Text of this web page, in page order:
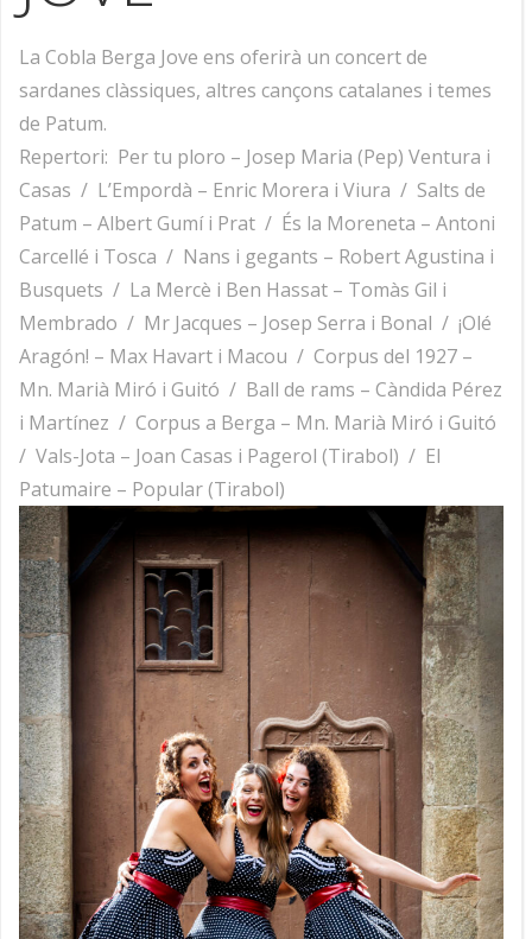
La Cobla Berga Jove ens oferirà un concert de
sardanes clàssiques, altres cançons catalanes i temes
de Patum.
Repertori: Per tu ploro – Josep Maria (Pep) Ventura i
Casas / L’Empordà – Enric Morera i Viura / Salts de
Patum – Albert Gumí i Prat / És la Moreneta – Antoni
Carcellé i Tosca / Nans i gegants – Robert Agustina i
Busquets / La Mercè i Ben Hassat – Tomàs Gil i
Membrado / Mr Jacques – Josep Serra i Bonal / ¡Olé
Aragón! – Max Havart i Macou / Corpus del 1927 –
Mn. Marià Miró i Guitó / Ball de rams – Càndida Pérez
i Martínez / Corpus a Berga – Mn. Marià Miró i Guitó
/ Vals-Jota – Joan Casas i Pagerol (Tirabol) / El
Patumaire – Popular (Tirabol)